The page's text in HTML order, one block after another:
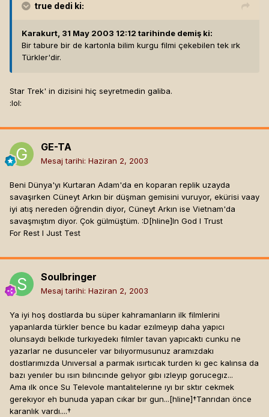
true dedi ki:
Karakurt, 31 May 2003 12:12 tarihinde demiş ki:
Bir tabure bir de kartonla bilim kurgu filmi çekebilen tek ırk
Türkler'dir.
Star Trek' in dizisini hiç seyretmedin galiba.
:lol:
GE-TA
Mesaj tarihi: Haziran 2, 2003
Beni Dünya'yı Kurtaran Adam'da en koparan replik uzayda
savaşırken Cüneyt Arkın bir düşman gemisini vuruyor, ekürisi vaay
iyi atış nereden öğrendin diyor, Cüneyt Arkın ise Vietnam'da
savaşmıştım diyor. Çok gülmüştüm. :D[hline]In God I Trust
For Rest I Just Test
Soulbringer
Mesaj tarihi: Haziran 2, 2003
Ya iyi hoş dostlarda bu süper kahramanların ilk filmlerini
yapanlarda türkler bence bu kadar ezılmeyıp daha yapıcı
olunsaydı belkıde turkıyedekı fılmler tavan yapıcaktı cunku ne
yazarlar ne dusunceler var bılıyormusunuz aramızdakı
dostlarımızda Unıversal a parmak ısırtıcak turden kı gec kalınsa da
bazı yenıler bu ısın bılıncınde gelıyor gıbı ızleyıp gorucegız...
Ama ılk once Su Televole mantalıtelerıne ıyı bır sktır cekmek
gerekıyor eh bunuda yapan cıkar bır gun...[hline]†Tanrıdan önce
karanlık vardı....†